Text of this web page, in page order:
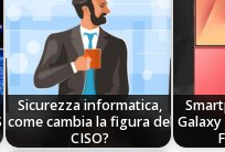
Sicurezza informatica,
come cambia la figura del
CISO?